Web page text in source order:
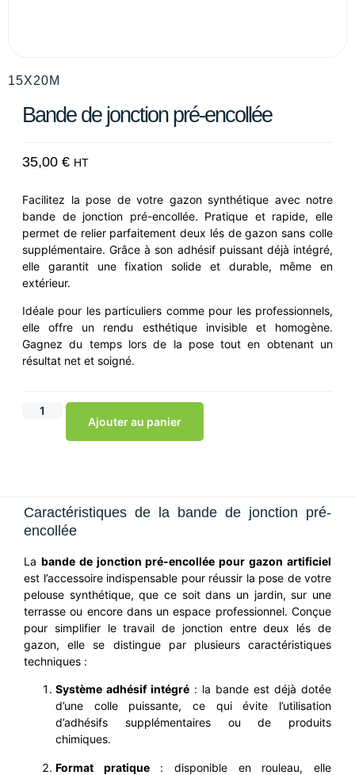
15X20M
Bande de jonction pré-encollée
35,00 € HT
Facilitez la pose de votre gazon synthétique avec notre
bande de jonction pré-encollée. Pratique et rapide, elle
permet de relier parfaitement deux lés de gazon sans colle
supplémentaire. Grâce à son adhésif puissant déjà intégré,
elle garantit une fixation solide et durable, même en
extérieur.
Idéale pour les particuliers comme pour les professionnels,
elle offre un rendu esthétique invisible et homogène.
Gagnez du temps lors de la pose tout en obtenant un
résultat net et soigné.
Ajouter au panier
Caractéristiques de la bande de jonction pré-
encollée
La bande de jonction pré-encollée pour gazon artificiel
est l’accessoire indispensable pour réussir la pose de votre
pelouse synthétique, que ce soit dans un jardin, sur une
terrasse ou encore dans un espace professionnel. Conçue
pour simplifier le travail de jonction entre deux lés de
gazon, elle se distingue par plusieurs caractéristiques
techniques :
Système adhésif intégré : la bande est déjà dotée
d’une colle puissante, ce qui évite l’utilisation
d’adhésifs supplémentaires ou de produits
chimiques.
Format pratique: disponible en rouleau, elle